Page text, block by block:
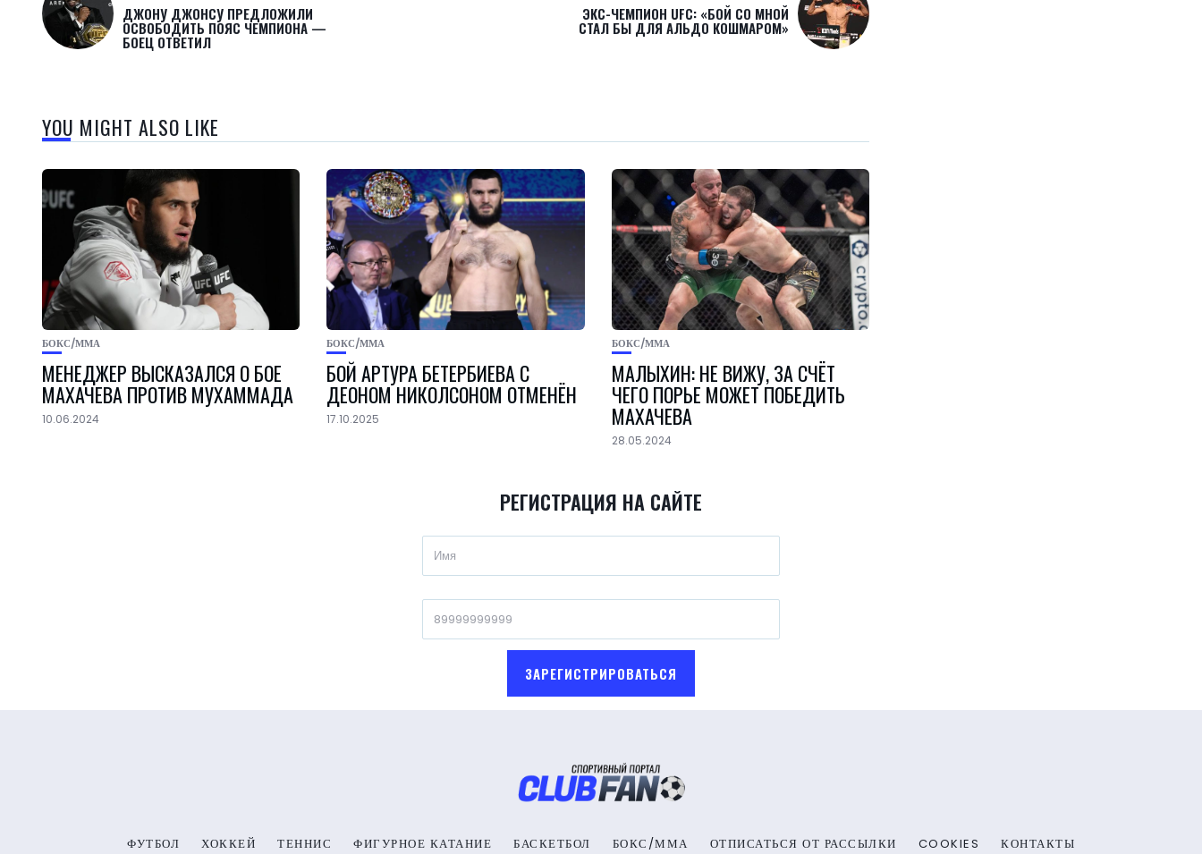
ДЖОНУ ДЖОНСУ ПРЕДЛОЖИЛИ
ОСВОБОДИТЬ ПОЯС ЧЕМПИОНА —
БОЕЦ ОТВЕТИЛ
ЭКС-ЧЕМПИОН UFC: «БОЙ СО МНОЙ
СТАЛ БЫ ДЛЯ АЛЬДО КОШМАРОМ»
YOU MIGHT ALSO LIKE
БОКС/ММА
МЕНЕДЖЕР ВЫСКАЗАЛСЯ О БОЕ
МАХАЧЕВА ПРОТИВ МУХАММАДА
10.06.2024
БОКС/ММА
БОЙ АРТУРА БЕТЕРБИЕВА С
ДЕОНОМ НИКОЛСОНОМ ОТМЕНЁН
17.10.2025
БОКС/ММА
МАЛЫХИН: НЕ ВИЖУ, ЗА СЧЁТ
ЧЕГО ПОРЬЕ МОЖЕТ ПОБЕДИТЬ
МАХАЧЕВА
28.05.2024
РЕГИСТРАЦИЯ НА САЙТЕ
ЗАРЕГИСТРИРОВАТЬСЯ
ФУТБОЛ ХОККЕЙ ТЕННИС ФИГУРНОЕ КАТАНИЕ БАСКЕТБОЛ БОКС/ММА ОТПИСАТЬСЯ ОТ РАССЫЛКИ COOKIES КОНТАКТЫ